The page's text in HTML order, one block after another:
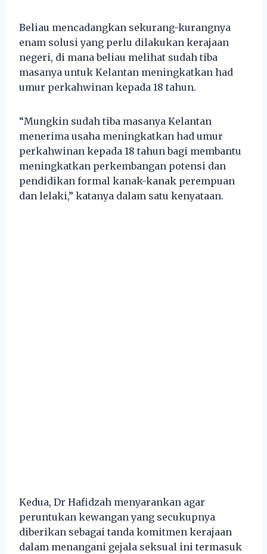
Beliau mencadangkan sekurang-kurangnya
enam solusi yang perlu dilakukan kerajaan
negeri, di mana beliau melihat sudah tiba
masanya untuk Kelantan meningkatkan had
umur perkahwinan kepada 18 tahun.
“Mungkin sudah tiba masanya Kelantan
menerima usaha meningkatkan had umur
perkahwinan kepada 18 tahun bagi membantu
meningkatkan perkembangan potensi dan
pendidikan formal kanak-kanak perempuan
dan lelaki,” katanya dalam satu kenyataan.
Kedua, Dr Hafidzah menyarankan agar
peruntukan kewangan yang secukupnya
diberikan sebagai tanda komitmen kerajaan
dalam menangani gejala seksual ini termasuk